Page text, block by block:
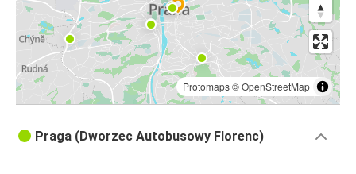
Protomaps©OpenStreetMap
Praga (Dworzec Autobusowy Florenc)